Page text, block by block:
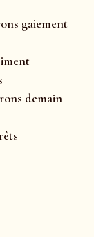
gaiement
demain